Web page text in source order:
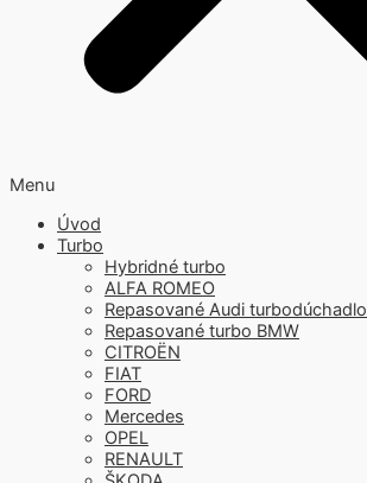
Menu
Úvod
Turbo
Hybridné turbo
ALFA ROMEO
Repasované Audi
Repasované turbo BMW
CITROËN
FIAT
FORD
Mercedes
OPEL
RENAULT